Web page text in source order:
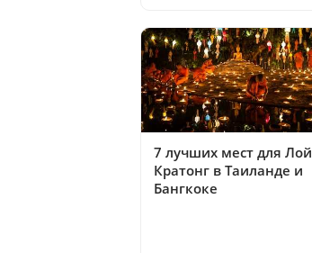
7 лучших мест для Лой
Кратонг в Таиланде и
Бангкоке